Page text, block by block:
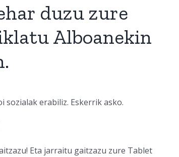
duzu zure
Alboanekin
erabiliz. Eskerrik asko.
Eta jarraitu gaitzazu zure Tablet